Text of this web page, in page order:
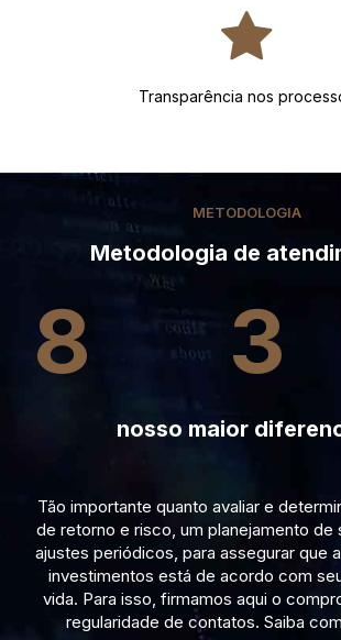
Transparência nos
METODOLOGIA
Metodologia de
8 3
nosso maior
Tão importante quanto avaliar e
de retorno e risco, um planejamento de
ajustes periódicos, para assegurar que
investimentos está de acordo com
vida. Para isso, firmamos aqui o
regularidade de contatos. Saiba